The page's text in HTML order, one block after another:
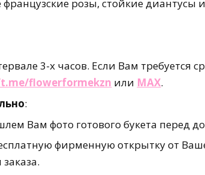
розы, стойкие диантусы
3-х часов. Если Вам требуется
flowerformekzn или MAX.
:
Вам фото готового букета перед
фирменную открытку от